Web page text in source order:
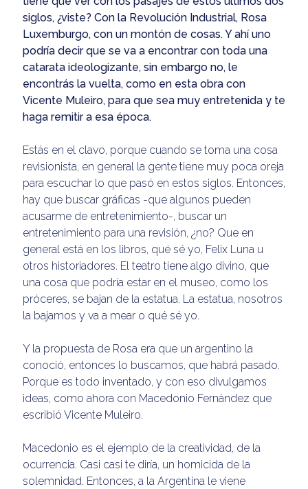
siglos, ¿viste? Con la Revolución Industrial, Rosa
Luxemburgo, con un montón de cosas. Y ahí uno
podría decir que se va a encontrar con toda una
catarata ideologizante, sin embargo no, le
encontrás la vuelta, como en esta obra con
Vicente Muleiro, para que sea muy entretenida y te
haga remitir a esa época.
Estás en el clavo, porque cuando se toma una cosa
revisionista, en general la gente tiene muy poca oreja
para escuchar lo que pasó en estos siglos. Entonces,
hay que buscar gráficas -que algunos pueden
acusarme de entretenimiento-, buscar un
entretenimiento para una revisión, ¿no? Que en
general está en los libros, qué sé yo, Felix Luna u
otros historiadores. El teatro tiene algo divino, que
una cosa que podría estar en el museo, como los
próceres, se bajan de la estatua. La estatua, nosotros
la bajamos y va a mear o qué sé yo.
Y la propuesta de Rosa era que un argentino la
conoció, entonces lo buscamos, que habrá pasado.
Porque es todo inventado, y con eso divulgamos
ideas, como ahora con Macedonio Fernández que
escribió Vicente Muleiro.
Macedonio es el ejemplo de la creatividad, de la
ocurrencia. Casi casi te diría, un homicida de la
solemnidad. Entonces, a la Argentina le viene